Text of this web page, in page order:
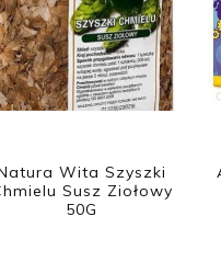
Wita Szyszki
Susz Ziołowy
50G